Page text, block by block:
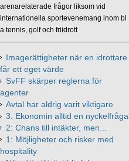
arenarelaterade frågor liksom vid
internationella sportevenemang inom bl
a tennis, golf och friidrott
Imagerättigheter när en idrottare
får ett eget värde
SvFF skärper reglerna för
agenter
Avtal har aldrig varit viktigare
3. Ekonomin alltid en nyckelfråga
2: Chans till intäkter, men...
1: Möjligheter och risker med
hospitality